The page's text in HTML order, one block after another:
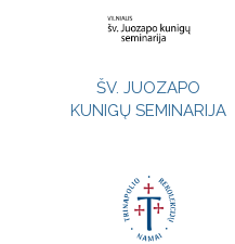
ŠV. JUOZAPO
KUNIGŲ SEMINARIJA